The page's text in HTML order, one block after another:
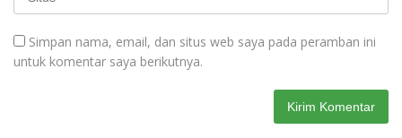
Simpan nama, email, dan situs web saya pada peramban ini
untuk komentar saya berikutnya.